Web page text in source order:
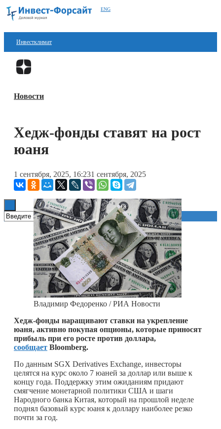
ENG
Инвестклимат
Финансы
Блокчейн
Технологии
Книги
Новости
Хедж-фонды ставят на рост
юаня
1 сентября, 2025, 16:231 сентября, 2025
Владимир Федоренко / РИА Новости
Хедж-фонды наращивают ставки на укрепление
юаня, активно покупая опционы, которые приносят
прибыль при его росте против доллара,
сообщает Bloomberg.
По данным SGX Derivatives Exchange, инвесторы
целятся на курс около 7 юаней за доллар или выше к
концу года. Поддержку этим ожиданиям придают
смягчение монетарной политики США и шаги
Народного банка Китая, который на прошлой неделе
поднял базовый курс юаня к доллару наиболее резко
почти за год.